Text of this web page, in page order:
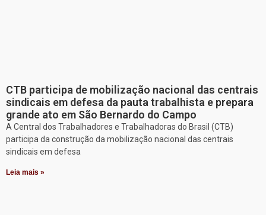
CTB participa de mobilização nacional das centrais
sindicais em defesa da pauta trabalhista e prepara
grande ato em São Bernardo do Campo
A Central dos Trabalhadores e Trabalhadoras do Brasil (CTB)
participa da construção da mobilização nacional das centrais
sindicais em defesa
Leia mais »